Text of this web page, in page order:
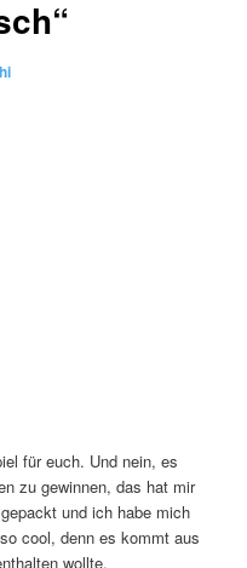
für euch. Und nein, es
zu gewinnen, das hat mir
und ich habe mich
cool, denn es kommt aus
wollte.